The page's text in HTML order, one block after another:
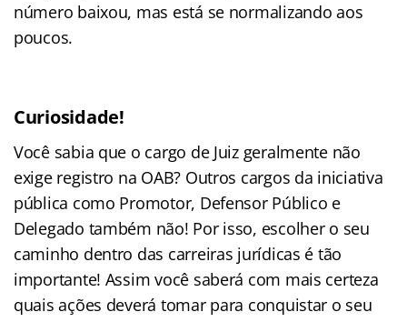
número baixou, mas está se normalizando aos
poucos.
Curiosidade!
Você sabia que o cargo de Juiz geralmente não
exige registro na OAB? Outros cargos da iniciativa
pública como Promotor, Defensor Público e
Delegado também não! Por isso, escolher o seu
caminho dentro das carreiras jurídicas é tão
importante! Assim você saberá com mais certeza
quais ações deverá tomar para conquistar o seu